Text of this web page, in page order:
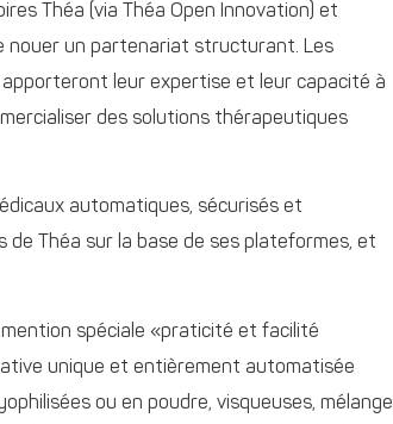
Théa (via Théa Open Innovation) et
nouer un partenariat structurant. Les
apporteront leur expertise et leur capacité à
des solutions thérapeutiques
automatiques, sécurisés et
Théa sur la base de ses plateformes, et
mention spéciale «praticité et facilité
unique et entièrement automatisée
ou en poudre, visqueuses, mélange